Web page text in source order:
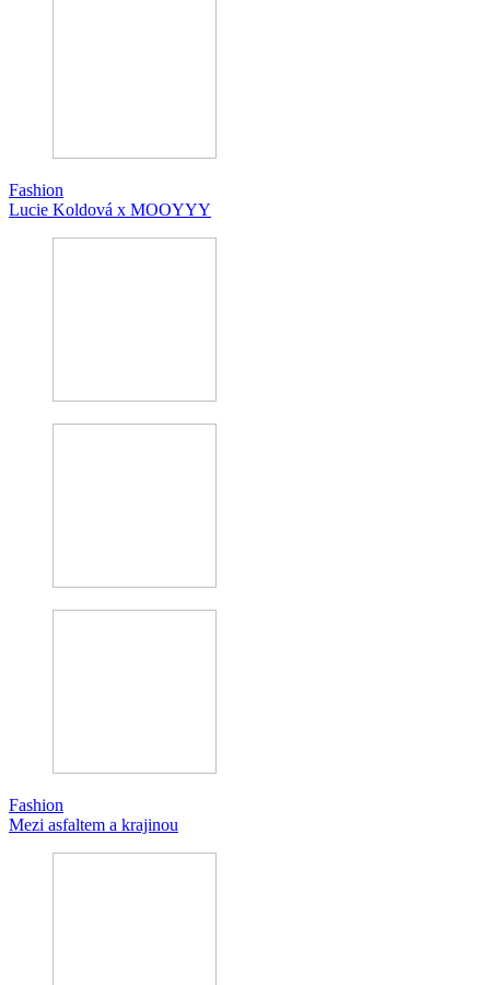
Fashion
Lucie Koldová x MOOYYY
Fashion
Mezi asfaltem a krajinou